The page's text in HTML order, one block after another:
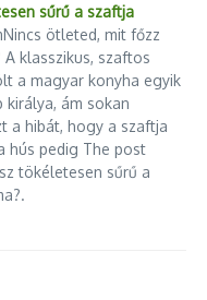
az orosz
az ukránok
sűrű a szaftja
ötleted, mit főzz
A klasszikus, szaftos
a magyar konyha egyik
királya, ám sokan
a hibát, hogy a szaftja
hús pedig The post
tökéletesen sűrű a